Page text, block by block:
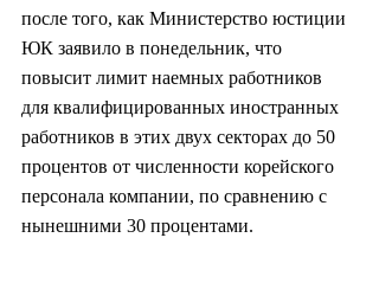
после того, как Министерство юстиции
ЮК заявило в понедельник, что
повысит лимит наемных работников
для квалифицированных иностранных
работников в этих двух секторах до 50
процентов от численности корейского
персонала компании, по сравнению с
нынешними 30 процентами.